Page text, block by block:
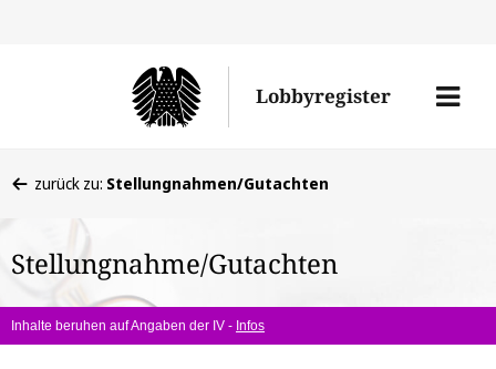
Lobbyregister
Menü
befinden
hier:
zurück zu: Stellungnahmen/Gutachten
Stellungnahme/Gutachten
Inhalte beruhen auf Angaben der IV - Infos